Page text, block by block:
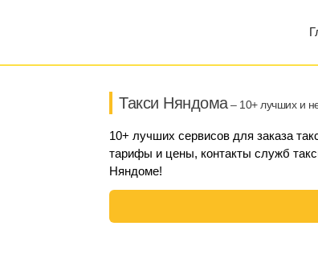
Такси Няндома– 10+ лучших и
10+ лучших сервисов для заказа
тарифы и цены, контакты служб
Няндоме!